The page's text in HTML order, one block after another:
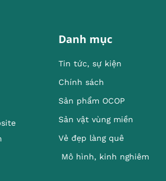
Danh mục
Tin tức, sự kiện
Chính sách
Sản phẩm OCOP
Sản vật vùng miền
Vẻ đẹp làng quê
Mô hình, kinh nghiêm